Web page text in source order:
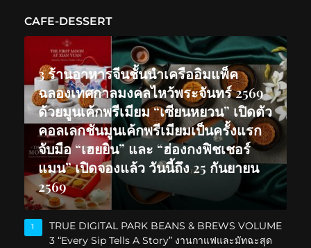
CAFE-DESSERT
3 ร้านอาหารจีนชั้นนำเครืออิมแพ็ค
ฉลองเทศกาลมงคลไหว้พระจันทร์ 2569
ด้วยมูนเค้กพรีเมียม “เซียนหยวน” เปิดตัว
คอลเลกชันมูนเค้กพรีเมียมเป็นครั้งแรก
จับมือ “เฮยยิน” และ “ฮ่องกงฟิชเชอร์
แมน” เปิดจองแล้ว วันนี้ถึง 25 กันยายน
2569
1
TRUE DIGITAL PARK BEANS & BREWS VOLUME
3 “Every Sip Tells A Story” งานกาแฟและมัทฉะสุด